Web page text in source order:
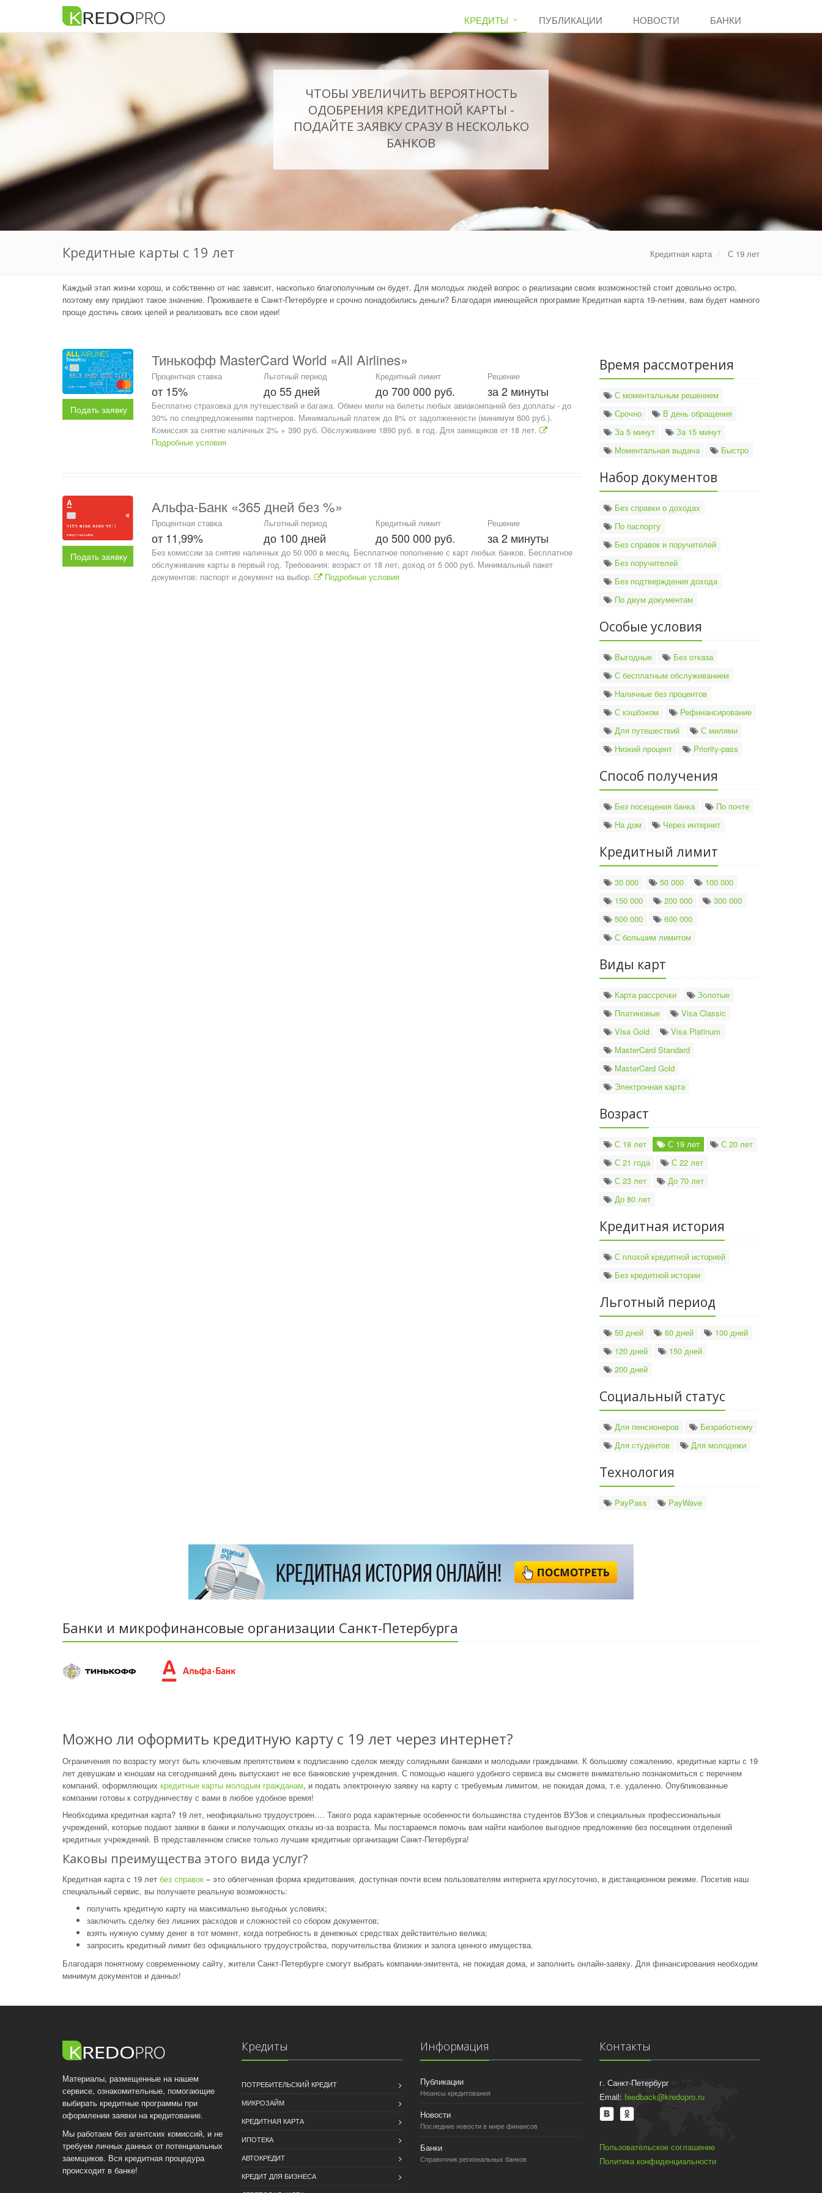
КРЕДИТЫ ПУБЛИКАЦИИ НОВОСТИ БАНКИ
ЧТОБЫ УВЕЛИЧИТЬ ВЕРОЯТНОСТЬ
ОДОБРЕНИЯ КРЕДИТНОЙ КАРТЫ -
ПОДАЙТЕ ЗАЯВКУ СРАЗУ В НЕСКОЛЬКО
БАНКОВ
Кредитные карты с 19 лет Кредитная карта С 19 лет
Каждый этап жизни хорош, и собственно от нас зависит, насколько благополучным он будет. Для молодых людей вопрос о реализации своих возможностей стоит довольно остро,
поэтому ему придают такое значение. Проживаете в Санкт-Петербурге и срочно понадобились деньги? Благодаря имеющейся программе Кредитная карта 19-летним, вам будет намного
проще достичь своих целей и реализовать все свои идеи!
Подать заявку
Тинькофф MasterCard World «All Airlines»
Процентная ставка
от 15%
Льготный период
до 55 дней
Кредитный лимит
до 700 000 руб.
Решение
за 2 минуты
Бесплатно страховка для путешествий и багажа. Обмен мили на билеты любых авиакомпаний без доплаты - до
30% по спецпредложениям партнеров. Минимальный платеж до 8% от задолженности (минимум 600 руб.).
Комиссия за снятие наличных 2% + 390 руб. Обслуживание 1890 руб. в год. Для заемщиков от 18 лет.
Подробные условия
Подать заявку
Альфа-Банк «365 дней без %»
Процентная ставка
от 11,99%
Льготный период
до 100 дней
Кредитный лимит
до 500 000 руб.
Решение
за 2 минуты
Без комиссии за снятие наличных до 50 000 в месяц. Бесплатное пополнение с карт любых банков. Бесплатное
обслуживание карты в первый год. Требования: возраст от 18 лет, доход от 5 000 руб. Минимальный пакет
документов: паспорт и документ на выбор.
Подробные условия
Время рассмотрения
С моментальным решением
Срочно
В день обращения
За 5 минут
За 15 минут
Моментальная выдача
Быстро
Набор документов
Без справки о доходах
По паспорту
Без справок и поручителей
Без поручителей
Без подтверждения дохода
По двум документам
Особые условия
Выгодные
Без отказа
С бесплатным обслуживанием
Наличные без процентов
С кэшбэком
Рефинансирование
Для путешествий
С милями
Низкий процент
Priority-pass
Способ получения
Без посещения банка
По почте
На дом
Через интернет
Кредитный лимит
30 000 50 000
100 000
150 000
200 000
300 000
500 000
600 000
С большим лимитом
Виды карт
Карта рассрочки
Золотые
Платиновые
Visa Classic
Visa Gold
Visa Platinum
MasterCard Standard
MasterCard Gold
Электронная карта
Возраст
С 18 лет С 19 лет
С 20 лет
С 21 года
С 22 лет
С 23 лет
До 70 лет
До 80 лет
Кредитная история
С плохой кредитной историей
Без кредитной истории
Льготный период
50 дней 60 дней
100 дней
120 дней
150 дней
200 дней
Социальный статус
Для пенсионеров
Безработному
Для студентов
Для молодежи
Технология
PayPass PayWave
Банки и микрофинансовые организации Санкт-Петербурга
Можно ли оформить кредитную карту с 19 лет через интернет?
Ограничения по возрасту могут быть ключевым препятствием к подписанию сделок между солидными банками и молодыми гражданами. К большому сожалению, кредитные карты с 19
лет девушкам и юношам на сегодняшний день выпускают не все банковские учреждения. С помощью нашего удобного сервиса вы сможете внимательно познакомиться с перечнем
компаний, оформляющих кредитные карты молодым гражданам, и подать электронную заявку на карту с требуемым лимитом, не покидая дома, т.е. удаленно. Опубликованные
компании готовы к сотрудничеству с вами в любое удобное время!
Необходима кредитная карта? 19 лет, неофициально трудоустроен…. Такого рода характерные особенности большинства студентов ВУЗов и специальных профессиональных
учреждений, которые подают заявки в банки и получающих отказы из-за возраста. Мы постараемся помочь вам найти наиболее выгодное предложение без посещения отделений
кредитных учреждений. В представленном списке только лучшие кредитные организации Санкт-Петербурга!
Каковы преимущества этого вида услуг?
Кредитная карта с 19 лет без справок – это облегченная форма кредитования, доступная почти всем пользователям интернета круглосуточно, в дистанционном режиме. Посетив наш
специальный сервис, вы получаете реальную возможность:
получить кредитную карту на максимально выгодных условиях;
заключить сделку без лишних расходов и сложностей со сбором документов;
взять нужную сумму денег в тот момент, когда потребность в денежных средствах действительно велика;
запросить кредитный лимит без официального трудоустройства, поручительства близких и залога ценного имущества.
Благодаря понятному современному сайту, жители Санкт-Петербурге смогут выбрать компании-эмитента, не покидая дома, и заполнить онлайн-заявку. Для финансирования необходим
минимум документов и данных!
Материалы, размещенные на нашем
сервисе, ознакомительные, помогающие
выбирать кредитные программы при
оформлении заявки на кредитование.
Мы работаем без агентских комиссий, и не
требуем личных данных от потенциальных
заемщиков. Вся кредитная процедура
происходит в банке!
Кредиты
ПОТРЕБИТЕЛЬСКИЙ КРЕДИТ
МИКРОЗАЙМ
КРЕДИТНАЯ КАРТА
ИПОТЕКА
АВТОКРЕДИТ
КРЕДИТ ДЛЯ БИЗНЕСА
Информация
Публикации
Нюансы кредитования
Новости
Последние новости в мире финансов
Банки
Справочник региональных банков
Контакты
г. Санкт-Петербург
Email: feedback@kredopro.ru
Пользовательское соглашение
Политика конфиденциальности